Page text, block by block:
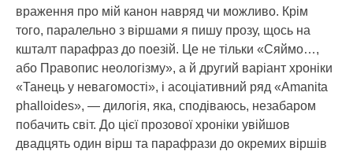
враження про мій канон навряд чи можливо. Крім
того, паралельно з віршами я пишу прозу, щось на
кшталт парафраз до поезій. Це не тільки «Сяймо…,
або Правопис неологізму», а й другий варіант хроніки
«Танець у невагомості», і асоціативний ряд «Amanita
phalloides», — дилогія, яка, сподіваюсь, незабаром
побачить світ. До цієї прозової хроніки увійшов
двадцять один вірш та парафрази до окремих віршів